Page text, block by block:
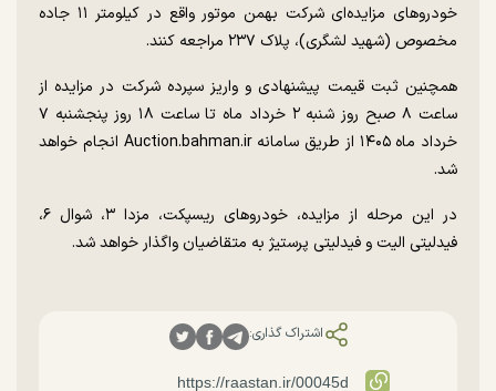
خودرو‌های مزایده‌ای شرکت بهمن موتور واقع در کیلومتر ۱۱ جاده
مخصوص (شهید لشگری)، پلاک ۲۳۷ مراجعه کنند.
همچنین ثبت قیمت پیشنهادی و واریز سپرده شرکت در مزایده از
ساعت ۸ صبح روز شنبه ۲ خرداد ماه تا ساعت ۱۸ روز پنجشنبه ۷
خرداد ماه ۱۴۰۵ از طریق سامانه Auction.bahman.ir انجام خواهد
شد.
در این مرحله از مزایده، خودرو‌های ریسپکت، مزدا ۳، شوال ۶،
فیدلیتی الیت و فیدلیتی پرستیژ به متقاضیان واگذار خواهد شد.
اشتراک گذاری: